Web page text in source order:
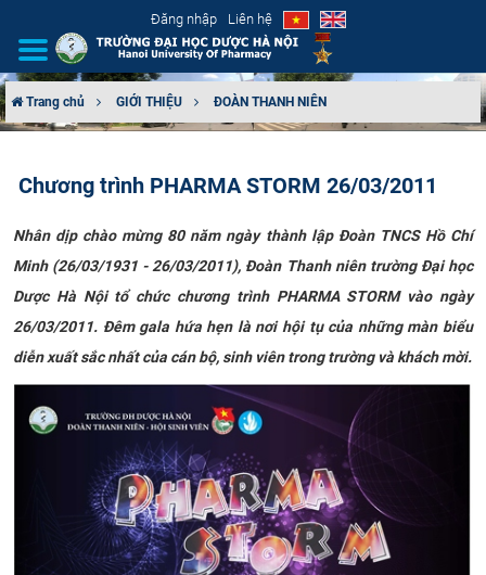
Đăng nhập Liên hệ
CƠ CẤU TỔ CHỨC
TUYỂN SINH
ĐÀO TẠO
ĐẢM BẢO CHẤT LƯỢNG
KHOA HỌC CÔNG NGHỆ
CỰU NGƯỜI HỌC
Trang chủ GIỚI THIỆU ĐOÀN THANH NIÊN
Chương trình PHARMA STORM 26/03/2011
Nhân dịp chào mừng 80 năm ngày thành lập Đoàn TNCS Hồ Chí
Minh (26/03/1931 - 26/03/2011), Đoàn Thanh niên trường Đại học
Dược Hà Nội tổ chức chương trình PHARMA STORM vào ngày
26/03/2011. Đêm gala hứa hẹn là nơi hội tụ của những màn biểu
diễn xuất sắc nhất của cán bộ, sinh viên trong trường và khách mời.